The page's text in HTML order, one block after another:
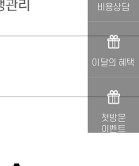
비용상담
이달의 혜택
첫방문
이벤트